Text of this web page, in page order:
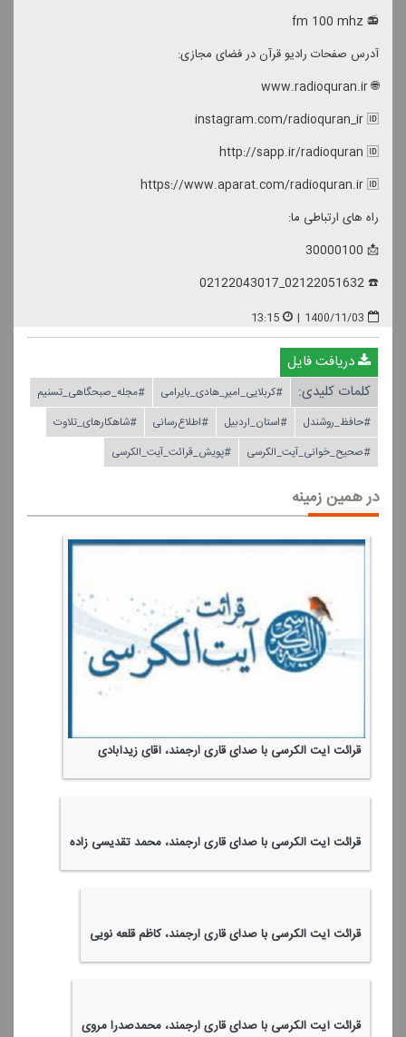
📻 fm 100 mhz
آدرس صفحات رادیو قرآن در فضای مجازی:
🌐 www.radioquran.ir
instagram.com/radioquran_ir 🆔
http://sapp.ir/radioquran 🆔
https://www.aparat.com/radioquran.ir 🆔
راه های ارتباطی ما:
📩 30000100
☎️ 02122051632_02122043017
1400/11/03
|
13:15
دریافت فایل
کلمات کلیدی:
#كربلایی_امیر_هادی_بایرامی
#مجله_صبحگاهی_تسنیم
#حافظ_روشندل
#استان_اردبیل #اطلاع‌رسانی
#شاهكارهای_تلاوت
#صحیح_خوانی_آیت_الكرسی
#پویش_قرائت_آیت_الكرسی
در همین زمینه
قرائت آیت الكرسی با صدای قاری ارجمند، آقای زیدآبادی
قرائت آیت الكرسی با صدای قاری ارجمند، محمد تقدیسی زاده
قرائت آیت الكرسی با صدای قاری ارجمند، كاظم قلعه نویی
قرائت آیت الكرسی با صدای قاری ارجمند، محمدصدرا مروی